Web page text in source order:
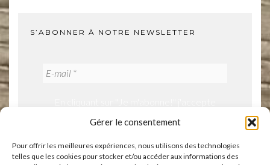
Gérer le consentement
Pour offrir les meilleures expériences, nous utilisons des technologies
telles que les cookies pour stocker et/ou accéder aux informations des
S’ABONNER À NOTRE NEWSLETTER